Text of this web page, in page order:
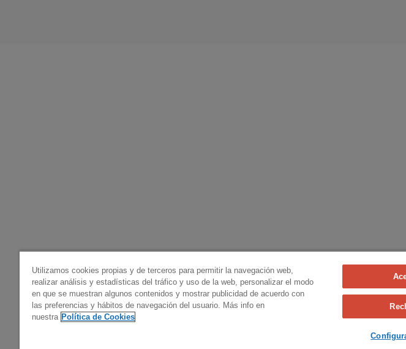
Utilizamos cookies propias y de terceros para permitir la navegación web,
realizar análisis y estadísticas del tráfico y uso de la web, personalizar el modo
en que se muestran algunos contenidos y mostrar publicidad de acuerdo con
las preferencias y hábitos de navegación del usuario. Más info en
nuestra Política de Cookies